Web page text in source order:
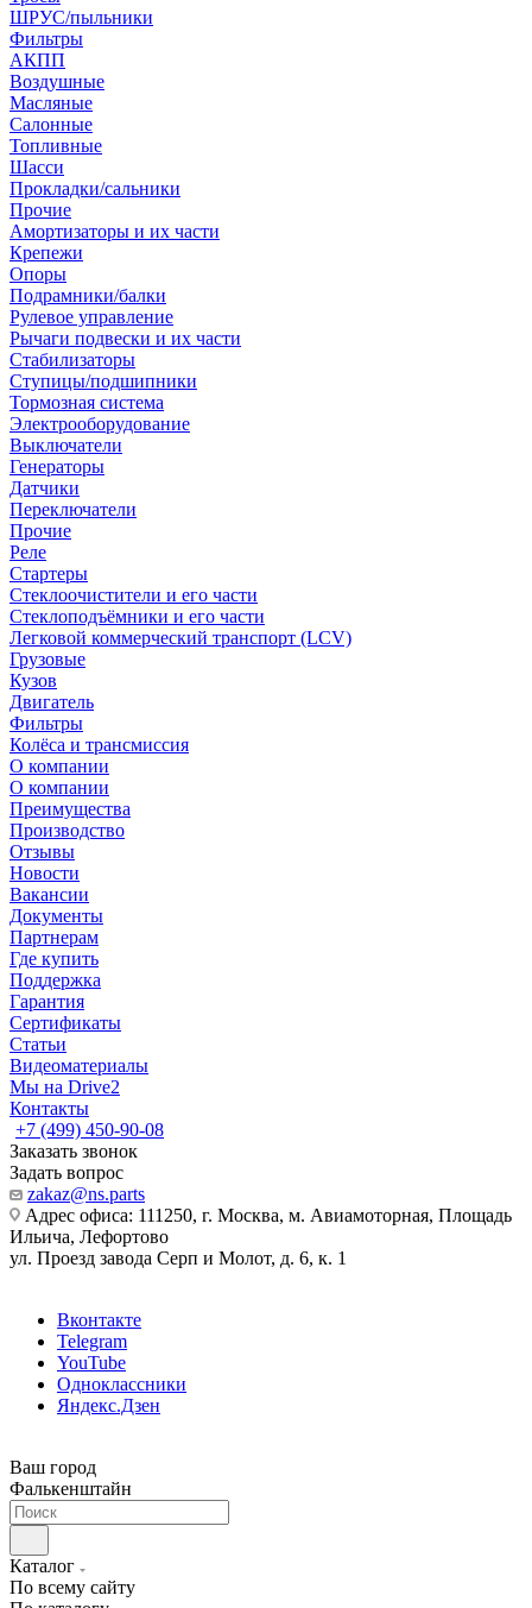
ШРУС/пыльники
Фильтры
АКПП
Воздушные
Масляные
Салонные
Топливные
Шасси
Прокладки/сальники
Прочие
Амортизаторы и их части
Крепежи
Опоры
Подрамники/балки
Рулевое управление
Рычаги подвески и их части
Стабилизаторы
Ступицы/подшипники
Тормозная система
Электрооборудование
Выключатели
Генераторы
Датчики
Переключатели
Прочие
Реле
Стартеры
Стеклоочистители и его части
Стеклоподъёмники и его части
Легковой коммерческий транспорт (LCV)
Грузовые
Кузов
Двигатель
Фильтры
Колёса и трансмиссия
О компании
О компании
Преимущества
Производство
Отзывы
Новости
Вакансии
Документы
Партнерам
Где купить
Поддержка
Гарантия
Сертификаты
Статьи
Видеоматериалы
Мы на Drive2
Контакты
+7 (499) 450-90-08
Заказать звонок
Задать вопрос
zakaz@ns.parts
Адрес офиса: 111250, г. Москва, м. Авиамоторная, Площадь
Ильича, Лефортово
ул. Проезд завода Серп и Молот, д. 6, к. 1
Вконтакте
Telegram
YouTube
Одноклассники
Яндекс.Дзен
Ваш город
Фалькенштайн
Каталог
По всему сайту